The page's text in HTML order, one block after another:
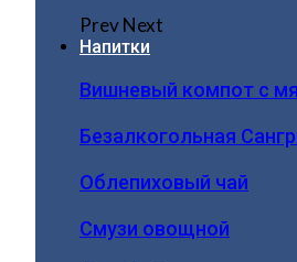
PrevNext
Напитки
Вишневый компот с
Безалкогольная
Облепиховый чай
Смузи овощной